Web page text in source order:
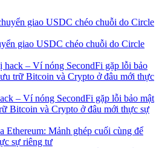
giao USDC chéo chuỗi do Circle
– Ví nóng SecondFi gặp lỗi bảo mật
Bitcoin và Crypto ở đâu mới thực sự